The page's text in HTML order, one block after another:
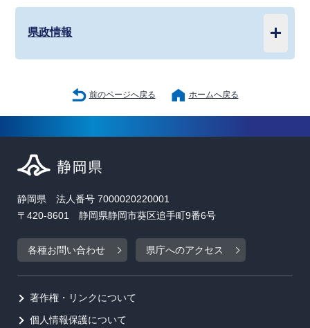
県政情報
前のページへ戻る ホームへ戻る
静岡県 法人番号 7000020220001
〒420-8601 静岡県静岡市葵区追手町9番6号
各種お問い合わせ 県庁へのアクセス
著作権・リンクについて
個人情報保護について